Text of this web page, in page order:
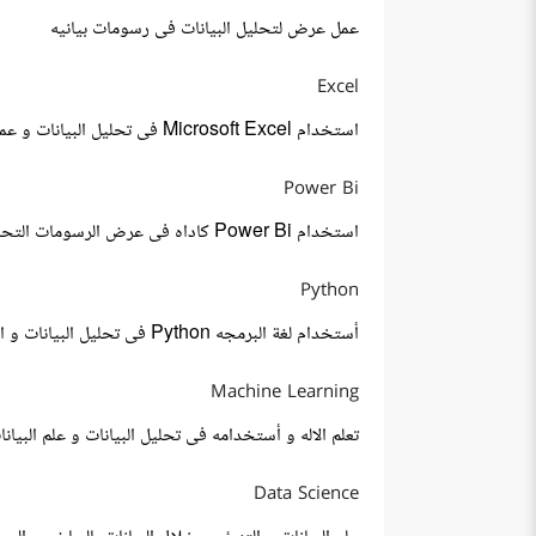
عمل عرض لتحليل البيانات فى رسومات بيانيه
Excel
استخدام Microsoft Excel فى تحليل البيانات و عمل التقارير
Power Bi
استخدام Power Bi كاداه فى عرض الرسومات التحليله للبيانات
Python
أستخدام لغة البرمجه Python فى تحليل البيانات و الذكاء الاستطناعي
Machine Learning
تعلم الاله و أستخدامه فى تحليل البيانات و علم
Data Science